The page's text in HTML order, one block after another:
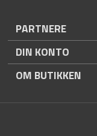
PARTNERE
DIN KONTO
OM BUTIKKEN